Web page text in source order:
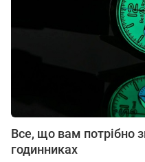
Все, що вам потрібно
годинниках